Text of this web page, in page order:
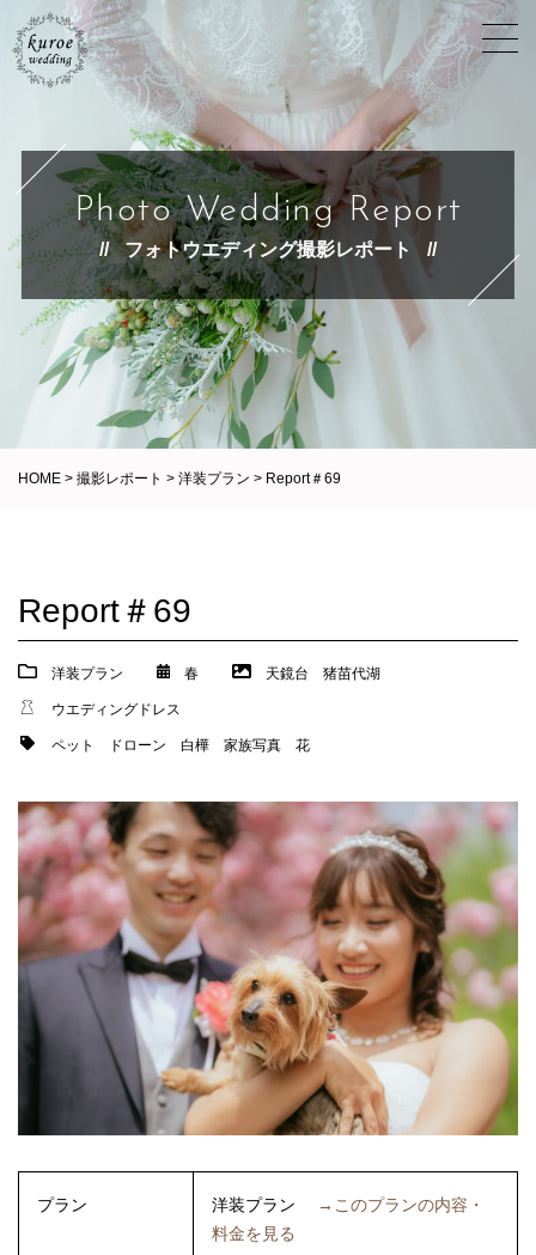
Photo Wedding Report
フォトウエディング撮影レポート
HOME > 撮影レポート > 洋装プラン > Report＃69
Report＃69
洋装プラン 春 天鏡台 猪苗代湖
ウエディングドレス
ペット ドローン 白樺 家族写真 花
プラン 洋装プラン
→このプランの内容・
料金を見る